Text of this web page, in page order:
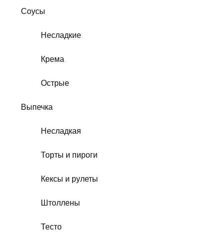
Соусы
Несладкие
Крема
Острые
Выпечка
Несладкая
Торты и пироги
Кексы и рулеты
Штоллены
Тесто